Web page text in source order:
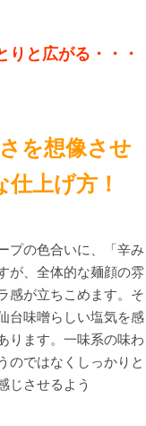
りと広がる・・・
を想像させ
上げ方！
プの色合いに、「辛み
が、全体的な麺顔の雰
感が立ちこめます。そ
台味噌らしい塩気を感
ります。一味系の味わ
のではなくしっかりと
じさせるよう